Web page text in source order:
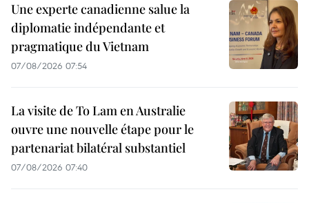
Une experte canadienne salue la
diplomatie indépendante et
pragmatique du Vietnam
07/08/2026 07:54
La visite de To Lam en Australie
ouvre une nouvelle étape pour le
partenariat bilatéral substantiel
07/08/2026 07:40